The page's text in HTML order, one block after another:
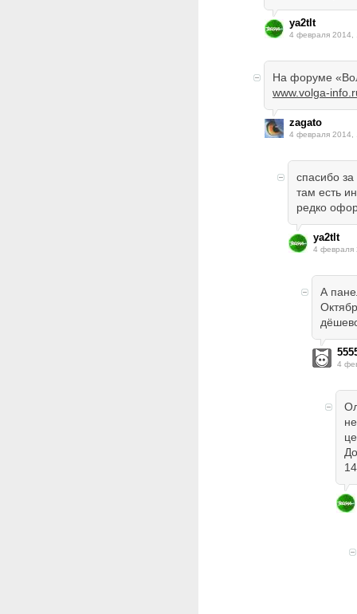
ya2tlt
4 февраля 2014,
На форуме
www.volga-
zagato
4 февраля 2014,
спасибо за
там есть
редко
ya2tlt
4 февраля
А
4